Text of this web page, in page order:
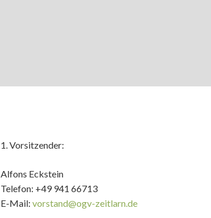
1. Vorsitzender:
Alfons Eckstein
Telefon: +49 941 66713
E-Mail: vorstand@ogv-zeitlarn.de